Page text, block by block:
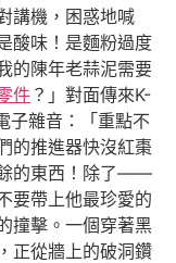
講機，困惑地喊
酸味！是麵粉過度
的陳年老蒜泥需要
件 ？」對面傳來K-
子雜音：「重點不
的推進器快沒紅棗
的東西！除了——
要帶上他最珍愛的
撞擊。一個穿著黑
正從牆上的破洞鑽